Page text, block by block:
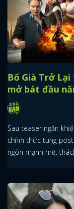
Bố Già Trở
mở bát đầu
Sau teaser ngắn
chính thức tung
ngôn mạnh mẽ,